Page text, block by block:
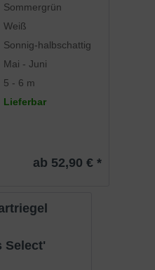
Sommergrün
Weiß
Sonnig-halbschattig
Mai - Juni
5 - 6 m
Lieferbar
ab 52,90 € *
Select'